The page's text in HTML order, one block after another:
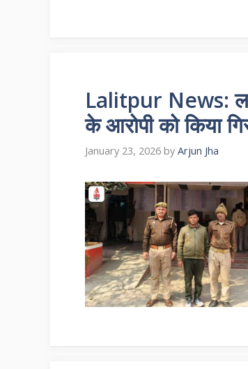
Lalitpur News:
के आरोपी को किया
January 23, 2026 by Arjun Jha